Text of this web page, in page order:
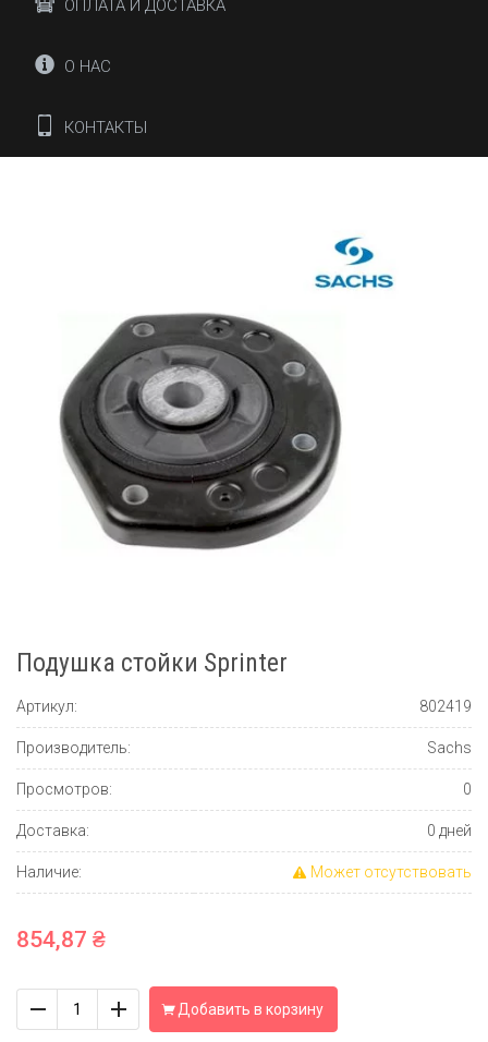
ОПЛАТА И ДОСТАВКА
О НАС
КОНТАКТЫ
Подушка стойки Sprinter
Артикул: 802419
Производитель: Sachs
Просмотров: 0
Доставка: 0 дней
Наличие: Может отсутствовать
854,87 ₴
Добавить в корзину